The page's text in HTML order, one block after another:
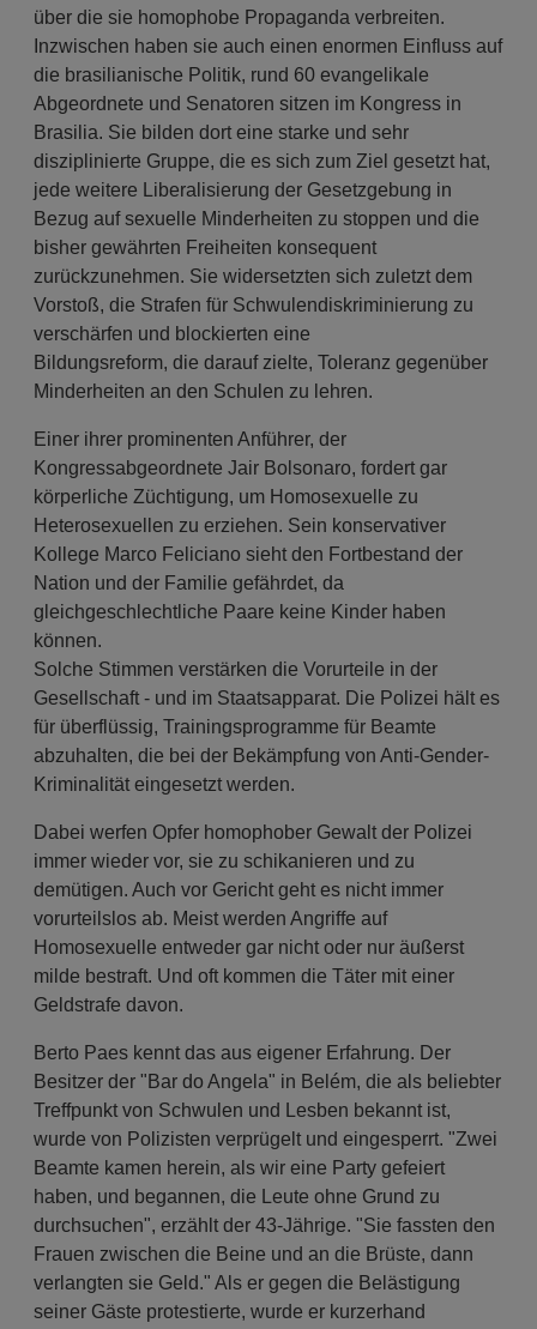
über die sie homophobe Propaganda verbreiten.
Inzwischen haben sie auch einen enormen Einfluss auf
die brasilianische Politik, rund 60 evangelikale
Abgeordnete und Senatoren sitzen im Kongress in
Brasilia. Sie bilden dort eine starke und sehr
disziplinierte Gruppe, die es sich zum Ziel gesetzt hat,
jede weitere Liberalisierung der Gesetzgebung in
Bezug auf sexuelle Minderheiten zu stoppen und die
bisher gewährten Freiheiten konsequent
zurückzunehmen. Sie widersetzten sich zuletzt dem
Vorstoß, die Strafen für Schwulendiskriminierung zu
verschärfen und blockierten eine
Bildungsreform, die darauf zielte, Toleranz gegenüber
Minderheiten an den Schulen zu lehren.
Einer ihrer prominenten Anführer, der
Kongressabgeordnete Jair Bolsonaro, fordert gar
körperliche Züchtigung, um Homosexuelle zu
Heterosexuellen zu erziehen. Sein konservativer
Kollege Marco Feliciano sieht den Fortbestand der
Nation und der Familie gefährdet, da
gleichgeschlechtliche Paare keine Kinder haben
können.
Solche Stimmen verstärken die Vorurteile in der
Gesellschaft - und im Staatsapparat. Die Polizei hält es
für überflüssig, Trainingsprogramme für Beamte
abzuhalten, die bei der Bekämpfung von Anti-Gender-
Kriminalität eingesetzt werden.
Dabei werfen Opfer homophober Gewalt der Polizei
immer wieder vor, sie zu schikanieren und zu
demütigen. Auch vor Gericht geht es nicht immer
vorurteilslos ab. Meist werden Angriffe auf
Homosexuelle entweder gar nicht oder nur äußerst
milde bestraft. Und oft kommen die Täter mit einer
Geldstrafe davon.
Berto Paes kennt das aus eigener Erfahrung. Der
Besitzer der "Bar do Angela" in Belém, die als beliebter
Treffpunkt von Schwulen und Lesben bekannt ist,
wurde von Polizisten verprügelt und eingesperrt. "Zwei
Beamte kamen herein, als wir eine Party gefeiert
haben, und begannen, die Leute ohne Grund zu
durchsuchen", erzählt der 43-Jährige. "Sie fassten den
Frauen zwischen die Beine und an die Brüste, dann
verlangten sie Geld." Als er gegen die Belästigung
seiner Gäste protestierte, wurde er kurzerhand